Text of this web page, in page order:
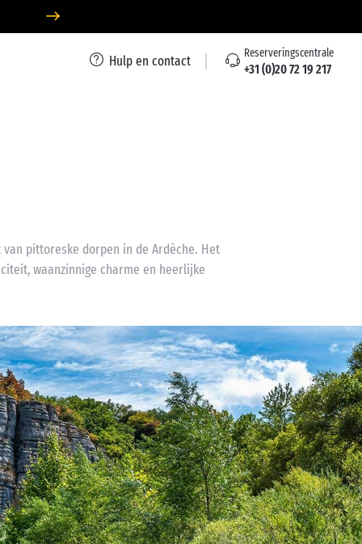
Hulp en contact Reserveringscentrale
+31 (0)20 72 19 217
pittoreske dorpen in de Ardèche. Het
waanzinnige charme en heerlijke